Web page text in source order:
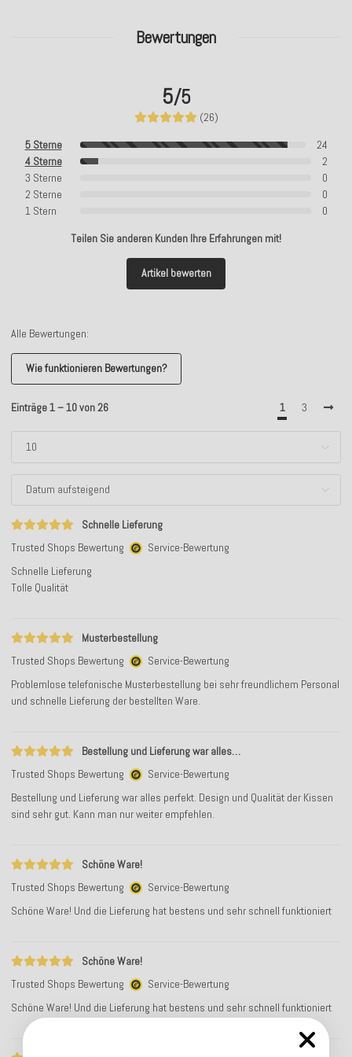
Bewertungen
5/5
(26)
5 Sterne
24
4 Sterne
2
3 Sterne
0
2 Sterne
0
1 Stern
0
Teilen Sie anderen Kunden Ihre Erfahrungen mit!
Artikel bewerten
Alle Bewertungen:
Wie funktionieren Bewertungen?
Einträge 1 – 10 von 26 1 3
Schnelle Lieferung
Trusted Shops Bewertung
Service-Bewertung
Schnelle Lieferung
Tolle Qualität
Musterbestellung
Trusted Shops Bewertung
Service-Bewertung
Problemlose telefonische Musterbestellung bei sehr freundlichem Personal
und schnelle Lieferung der bestellten Ware.
Bestellung und Lieferung war alles…
Trusted Shops Bewertung
Service-Bewertung
Bestellung und Lieferung war alles perfekt. Design und Qualität der Kissen
sind sehr gut. Kann man nur weiter empfehlen.
Schöne Ware!
Trusted Shops Bewertung
Service-Bewertung
Schöne Ware! Und die Lieferung hat bestens und sehr schnell funktioniert
Schöne Ware!
Trusted Shops Bewertung
Service-Bewertung
Schöne Ware! Und die Lieferung hat bestens und sehr schnell funktioniert